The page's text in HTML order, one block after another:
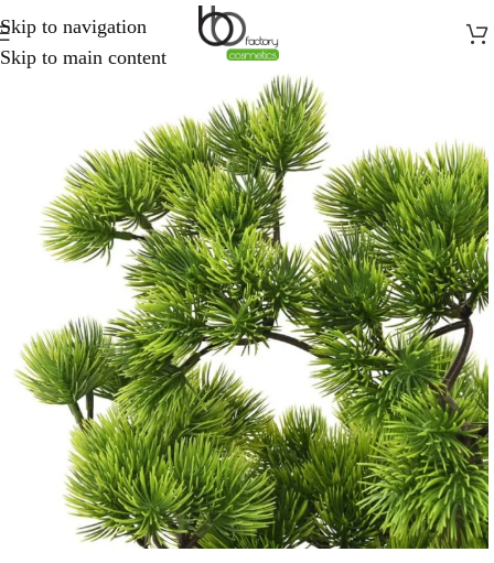
Skip to navigation
Skip to main content